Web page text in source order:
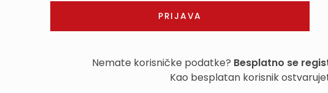
Nemate korisničke podatke? Besplatno se
Kao besplatan korisnik